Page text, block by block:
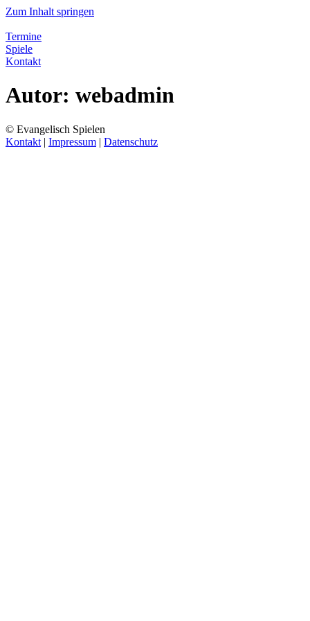
Zum Inhalt springen
Termine
Spiele
Kontakt
Autor: webadmin
© Evangelisch Spielen
Kontakt | Impressum | Datenschutz